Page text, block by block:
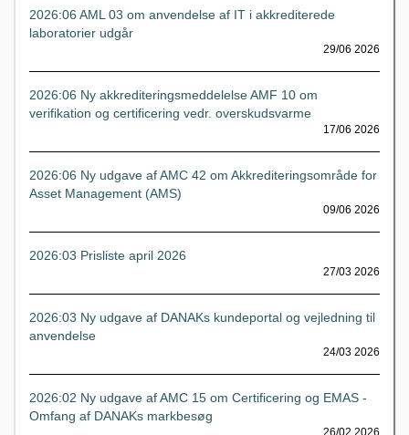
2026:06 AML 03 om anvendelse af IT i akkrediterede
laboratorier udgår
29/06 2026
2026:06 Ny akkrediteringsmeddelelse AMF 10 om
verifikation og certificering vedr. overskudsvarme
17/06 2026
2026:06 Ny udgave af AMC 42 om Akkrediteringsområde for
Asset Management (AMS)
09/06 2026
2026:03 Prisliste april 2026
27/03 2026
2026:03 Ny udgave af DANAKs kundeportal og vejledning til
anvendelse
24/03 2026
2026:02 Ny udgave af AMC 15 om Certificering og EMAS -
Omfang af DANAKs markbesøg
26/02 2026